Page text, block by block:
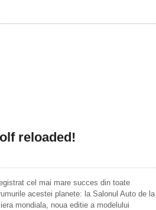
reloaded!
cel mai mare succes din toate
acestei planete: la Salonul Auto de la
mondiala, noua editie a modelului